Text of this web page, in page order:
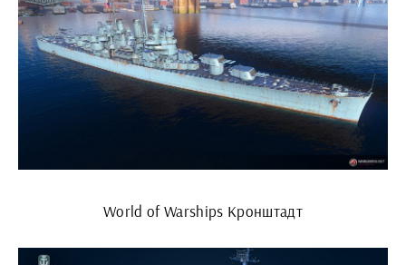
World of Warships Кронштадт